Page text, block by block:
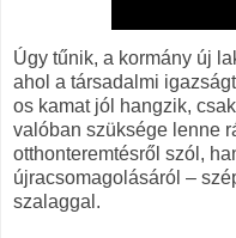
Úgy tűnik, a kormány új
ahol a társadalmi
os kamat jól hangzik,
valóban szüksége lenne
otthonteremtésről szól,
újracsomagolásáról –
szalaggal.